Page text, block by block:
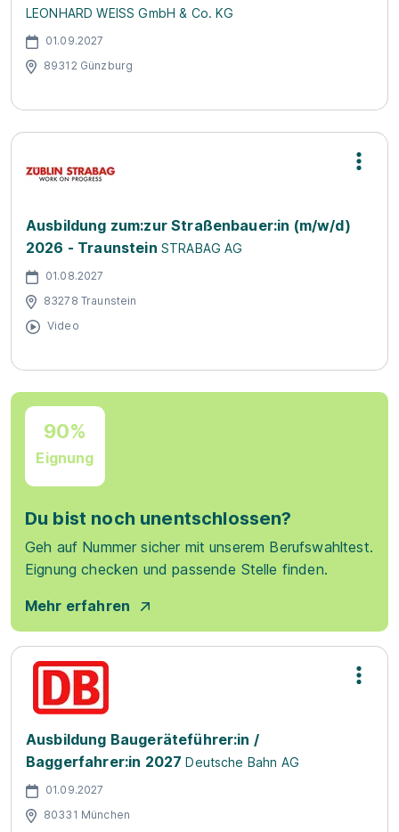
LEONHARD WEISS GmbH & Co. KG
01.09.2027
89312 Günzburg
Ausbildung zum:zur Straßenbauer:in (m/w/d)
2026 - Traunstein STRABAG AG
01.08.2027
83278 Traunstein
Video
90%
Eignung
Du bist noch unentschlossen?
Geh auf Nummer sicher mit unserem Berufswahltest.
Eignung checken und passende Stelle finden.
Mehr erfahren
Ausbildung Baugeräteführer:in /
Baggerfahrer:in 2027 Deutsche Bahn AG
01.09.2027
80331 München